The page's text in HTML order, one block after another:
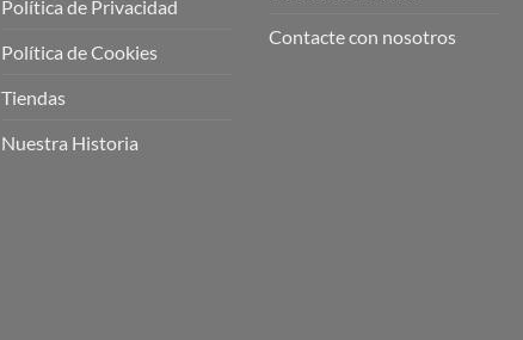
Política de Privacidad
Política de Cookies
Tiendas
Nuestra Historia
Contacte con nosotros